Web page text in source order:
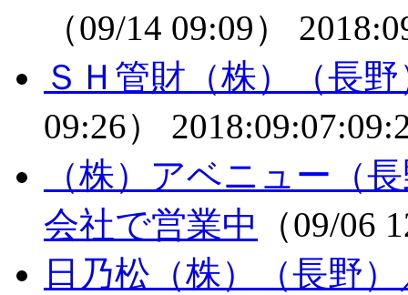
（09/14 09:09）
ＳＨ管財（株）（長
09:26）
（株）アベニュー（
会社で営業中
（09/06
日乃松（株）（長野